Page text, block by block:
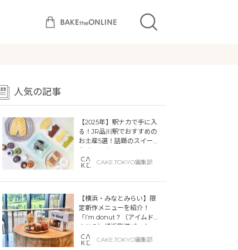
人気の記事
【2025年】駅ナカで手に入
る！JR品川駅でおすすめの
お土産5選！話題のスイーツ
をチェック
CAKE.TOKYO編集部
【横浜・みなとみらい】限
定新作メニューを紹介！
「I’m donut？（アイムドー
ナツ？）横浜臨港パーク」
「dacō（ダコー）横浜臨港
パーク」横浜ティンバーワ
CAKE.TOKYO編集部